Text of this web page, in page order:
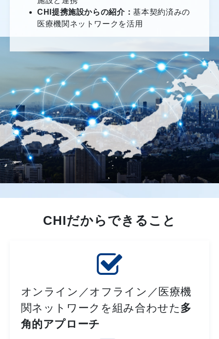
CHI提携施設からの紹介：基本契約済みの
医療機関ネットワークを活用
CHIだからできること
オンライン／オフライン／医療機
関ネットワークを組み合わせた 多
角的アプローチ